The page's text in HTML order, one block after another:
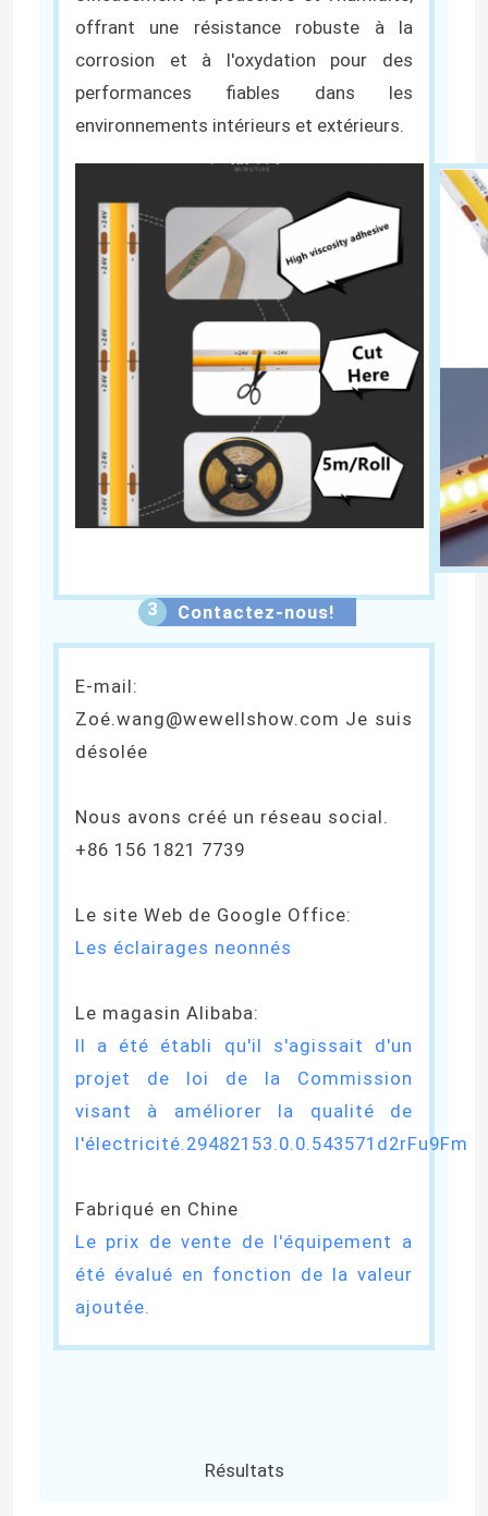
offrant une résistance robuste à la
corrosion et à l'oxydation pour des
performances fiables dans les
environnements intérieurs et extérieurs.
3 Contactez-nous!
E-mail:
Zoé.wang@wewellshow.com Je suis
désolée
Nous avons créé un réseau social.
+86 156 1821 7739
Le site Web de Google Office:
Les éclairages neonnés
Le magasin Alibaba:
Il a été établi qu'il s'agissait d'un
projet de loi de la Commission
visant à améliorer la qualité de
l'électricité.29482153.0.0.543571d2rFu9Fm
Fabriqué en Chine
Le prix de vente de l'équipement a
été évalué en fonction de la valeur
ajoutée.
Résultats